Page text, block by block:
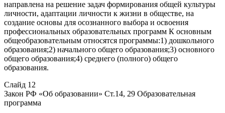
направлена на решение задач формирования общей культуры
личности, адаптации личности к жизни в обществе, на
создание основы для осознанного выбора и освоения
профессиональных образовательных программ К основным
общеобразовательным относятся программы:1) дошкольного
образования;2) начального общего образования;3) основного
общего образования;4) среднего (полного) общего
образования.
Слайд 12
Закон РФ «Об образовании» Ст.14, 29 Образовательная
программа